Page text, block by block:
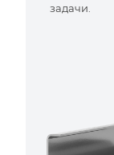
задачи.